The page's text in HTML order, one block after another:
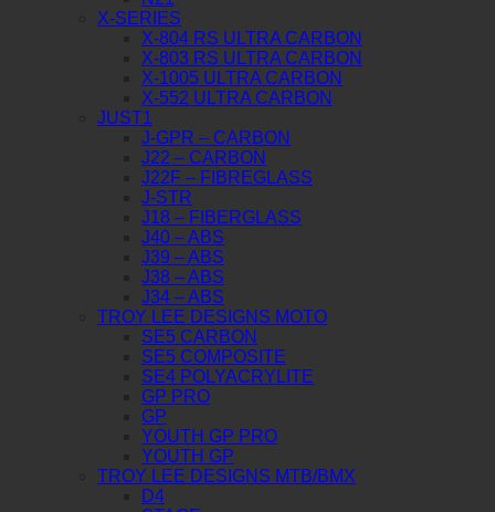
X-SERIES
X-804 RS ULTRA CARBON
X-803 RS ULTRA CARBON
X-1005 ULTRA CARBON
X-552 ULTRA CARBON
JUST1
J-GPR – CARBON
J22 – CARBON
J22F – FIBREGLASS
J-STR
J18 – FIBERGLASS
J40 – ABS
J39 – ABS
J38 – ABS
J34 – ABS
TROY LEE DESIGNS MOTO
SE5 CARBON
SE5 COMPOSITE
SE4 POLYACRYLITE
GP PRO
GP
YOUTH GP PRO
YOUTH GP
TROY LEE DESIGNS MTB/BMX
D4